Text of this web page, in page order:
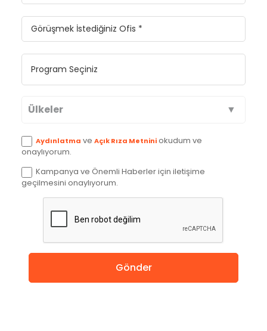
Ülkeler
Avustralya
Kanada
İngiltere
Amerika
Aydınlatma ve Açık Rıza Metniniokudum ve
onaylıyorum.
Kampanya ve Önemli Haberler için iletişime
geçilmesini onaylıyorum.
Gönder